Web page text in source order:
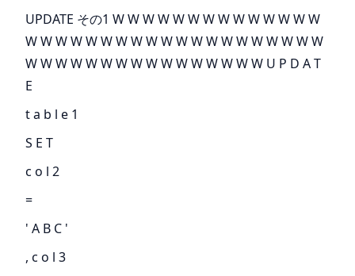
UPDATE その1 W W W W W W W W W W W W W W
W W W W W W W W W W W W W W W W W W W W
W W W W W W W W W W W W W W W W U P D A T
E
t a b l e 1
S E T
c o l 2
=
' A B C '
, c o l 3